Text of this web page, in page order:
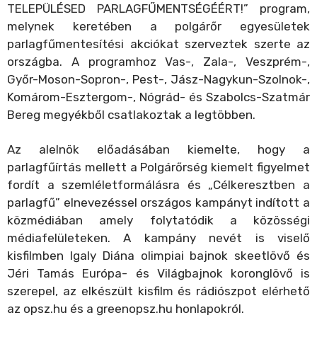
TELEPÜLÉSED PARLAGFŰMENTSÉGÉÉRT!” program,
melynek keretében a polgárőr egyesületek
parlagfűmentesítési akciókat szerveztek szerte az
országba. A programhoz Vas-, Zala-, Veszprém-,
Győr-Moson-Sopron-, Pest-, Jász-Nagykun-Szolnok-,
Komárom-Esztergom-, Nógrád- és Szabolcs-Szatmár
Bereg megyékből csatlakoztak a legtöbben.
Az alelnök előadásában kiemelte, hogy a
parlagfűírtás mellett a Polgárőrség kiemelt figyelmet
fordít a szemléletformálásra és „Célkeresztben a
parlagfű” elnevezéssel országos kampányt indított a
közmédiában amely folytatódik a közösségi
médiafelületeken. A kampány nevét is viselő
kisfilmben Igaly Diána olimpiai bajnok skeetlövő és
Jéri Tamás Európa- és Világbajnok koronglövő is
szerepel, az elkészült kisfilm és rádiószpot elérhető
az opsz.hu és a greenopsz.hu honlapokról.